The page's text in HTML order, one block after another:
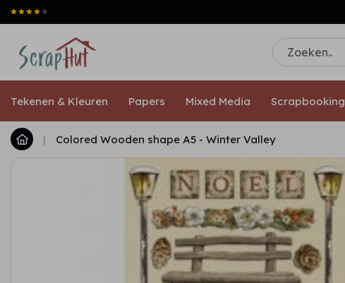
Tekenen & Kleuren Papers Mixed Media Scrapbooking
| Colored Wooden shape A5 - Winter Valley